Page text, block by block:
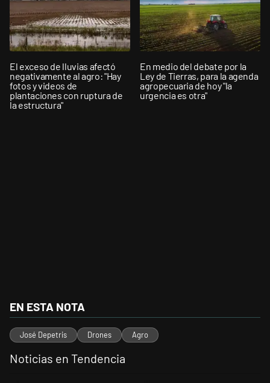
El exceso de lluvias afectó
negativamente al agro: "Hay
fotos y videos de
plantaciones con ruptura de
la estructura"
En medio del debate por la
Ley de Tierras, para la agenda
agropecuaria de hoy "la
urgencia es otra"
EN ESTA NOTA
José Depetris Drones Agro
Noticias en Tendencia